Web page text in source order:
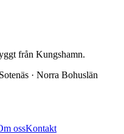
från Kungshamn.
· Norra Bohuslän
ossKontakt